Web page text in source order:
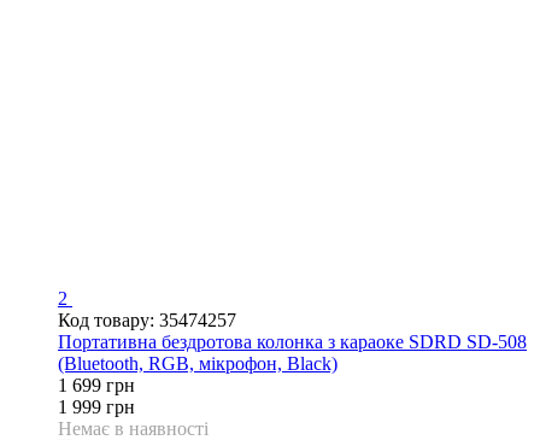
2
Код товару: 35474257
Портативна бездротова колонка з караоке SDRD SD-508
(Bluetooth, RGB, мікрофон, Black)
1 699 грн
1 999 грн
Немає в наявності